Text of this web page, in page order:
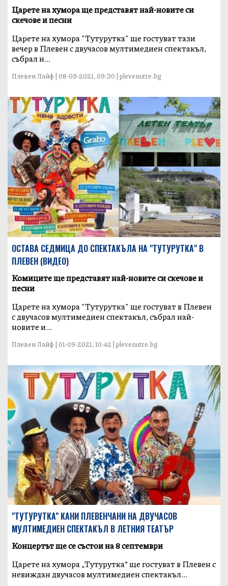
Царете на хумора ще представят най-новите си
скечове и песни
Царете на хумора "Тутурутка" ще гостуват тази
вечер в Плевен с двучасов мултимедиен спектакъл,
събрал н...
Плевен Лайф | 08-09-2021, 09:30 | plevenutre.bg
ОСТАВА СЕДМИЦА ДО СПЕКТАКЪЛА НА "ТУТУРУТКА" В
ПЛЕВЕН (ВИДЕО)
Комиците ще представят най-новите си скечове и
песни
Царете на хумора "Тутурутка" ще гостуват в Плевен
с двучасов мултимедиен спектакъл, събрал най-
новите и...
Плевен Лайф | 01-09-2021, 10:42 | plevenutre.bg
"ТУТУРУТКA" КАНИ ПЛЕВЕНЧАНИ НА ДВУЧАСОВ
МУЛТИМЕДИЕН СПЕКТАКЪЛ В ЛЕТНИЯ ТЕАТЪР
Концертът ще се състои на 8 септември
Царете на хумора „Тутурутка“ ще гостуват в Плевен с
невиждан двучасов мултимедиен спектакъл...